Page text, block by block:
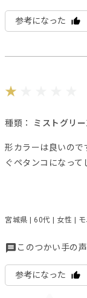
参考になった
種類： ミストグリー
形カラーは良いので
ぐペタンコになって
宮城県 | 60代 | 女性 | モ
このつかい手の
参考になった